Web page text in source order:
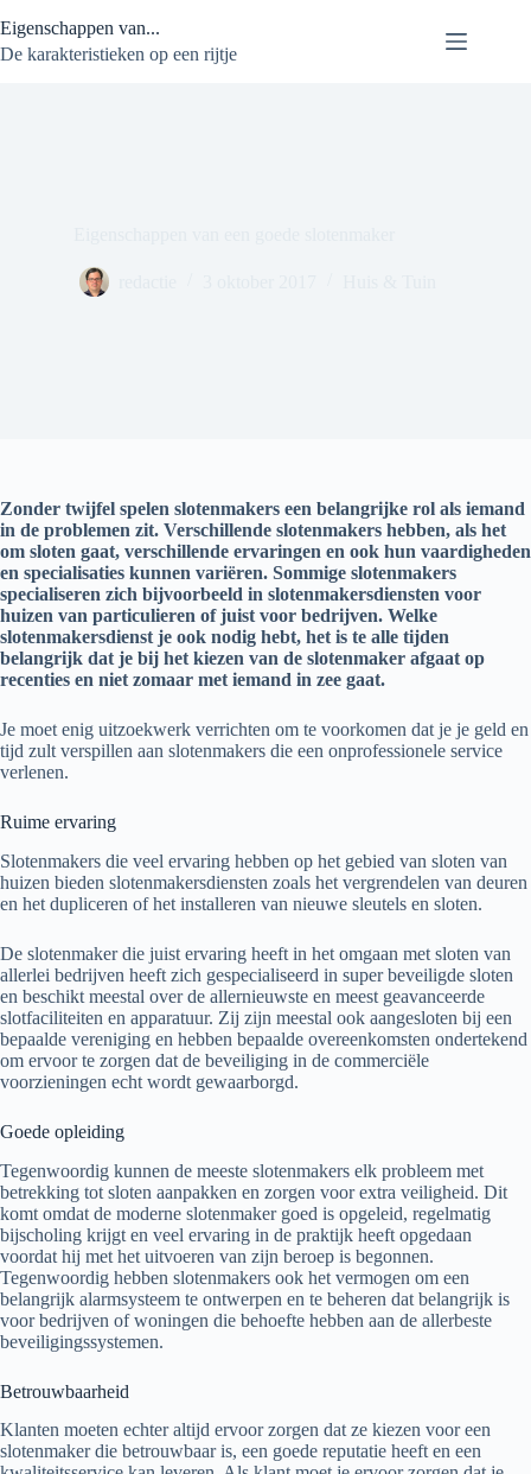
naar
de
Eigenschappen van...
De karakteristieken op een rijtje
Zonder twijfel spelen slotenmakers een belangrijke rol als iemand
in de problemen zit. Verschillende slotenmakers hebben, als het
om sloten gaat, verschillende ervaringen en ook hun vaardigheden
en specialisaties kunnen variëren. Sommige slotenmakers
specialiseren zich bijvoorbeeld in slotenmakersdiensten voor
huizen van particulieren of juist voor bedrijven. Welke
slotenmakersdienst je ook nodig hebt, het is te alle tijden
belangrijk dat je bij het kiezen van de slotenmaker afgaat op
recenties en niet zomaar met iemand in zee gaat.
Je moet enig uitzoekwerk verrichten om te voorkomen dat je je geld en
tijd zult verspillen aan slotenmakers die een onprofessionele service
verlenen.
Ruime ervaring
Slotenmakers die veel ervaring hebben op het gebied van sloten van
huizen bieden slotenmakersdiensten zoals het vergrendelen van deuren
en het dupliceren of het installeren van nieuwe sleutels en sloten.
De slotenmaker die juist ervaring heeft in het omgaan met sloten van
allerlei bedrijven heeft zich gespecialiseerd in super beveiligde sloten
en beschikt meestal over de allernieuwste en meest geavanceerde
slotfaciliteiten en apparatuur. Zij zijn meestal ook aangesloten bij een
bepaalde vereniging en hebben bepaalde overeenkomsten ondertekend
om ervoor te zorgen dat de beveiliging in de commerciële
voorzieningen echt wordt gewaarborgd.
Goede opleiding
Tegenwoordig kunnen de meeste slotenmakers elk probleem met
betrekking tot sloten aanpakken en zorgen voor extra veiligheid. Dit
komt omdat de moderne slotenmaker goed is opgeleid, regelmatig
bijscholing krijgt en veel ervaring in de praktijk heeft opgedaan
voordat hij met het uitvoeren van zijn beroep is begonnen.
Tegenwoordig hebben slotenmakers ook het vermogen om een
belangrijk alarmsysteem te ontwerpen en te beheren dat belangrijk is
voor bedrijven of woningen die behoefte hebben aan de allerbeste
beveiligingssystemen.
Betrouwbaarheid
Klanten moeten echter altijd ervoor zorgen dat ze kiezen voor een
slotenmaker die betrouwbaar is, een goede reputatie heeft en een